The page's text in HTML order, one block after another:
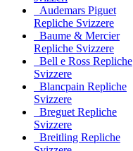
Audemars Piguet
Repliche Svizzere
Baume & Mercier
Repliche Svizzere
Bell e Ross Repliche
Svizzere
Blancpain Repliche
Svizzere
Breguet Repliche
Svizzere
Breitling Repliche